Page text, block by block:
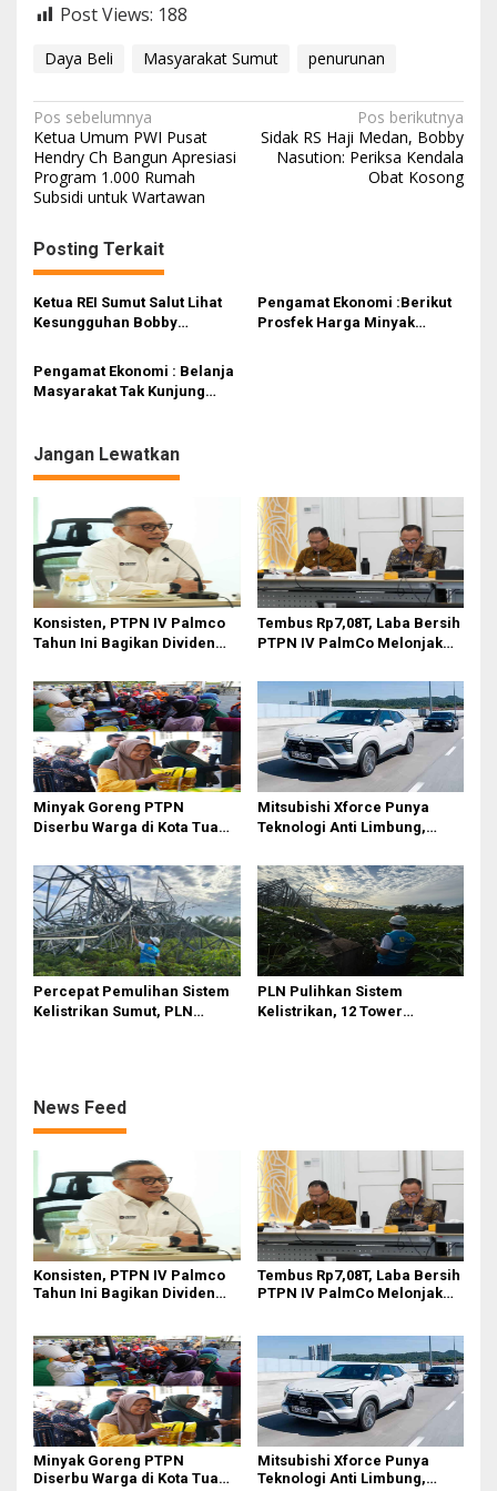
Post Views: 188
Daya Beli Masyarakat Sumut penurunan
N
a
v
g
a
s
p
o
Pos sebelumnya
Ketua Umum PWI Pusat
Hendry Ch Bangun Apresiasi
Program 1.000 Rumah
Subsidi untuk Wartawan
Pos berikutnya
Sidak RS Haji Medan, Bobby
Nasution: Periksa Kendala
Obat Kosong
Posting Terkait
Ketua REI Sumut Salut Lihat
Kesungguhan Bobby
Murah Bagi Masyarakat
Sumut
Pengamat Ekonomi :Berikut
Prosfek Harga Minyak
Pengamat Ekonomi : Belanja
Masyarakat Tak Kunjung
Jangan Lewatkan
Konsisten, PTPN IV Palmco
Tahun Ini Bagikan Dividen
Tembus Rp7,08T, Laba Bersih
PTPN IV PalmCo Melonjak
Ditopang Produksi dan
Efisiensi
Minyak Goreng PTPN
Diserbu Warga di Kota Tua
Mitsubishi Xforce Punya
Teknologi Anti Limbung,
Percepat Pemulihan Sistem
Kelistrikan Sumut, PLN
PLN Pulihkan Sistem
Kelistrikan, 12 Tower
News Feed
Konsisten, PTPN IV Palmco
Tahun Ini Bagikan Dividen
Tembus Rp7,08T, Laba Bersih
PTPN IV PalmCo Melonjak
Efisiensi
Minyak Goreng PTPN
Diserbu Warga di Kota Tua
Mitsubishi Xforce Punya
Teknologi Anti Limbung,